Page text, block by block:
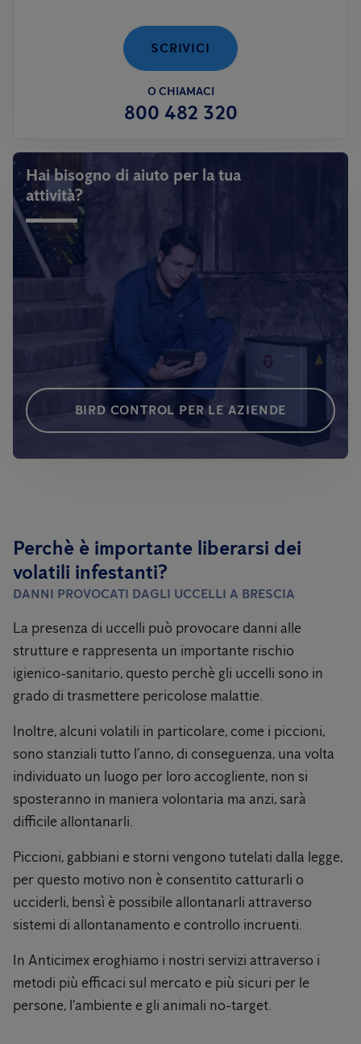
SCRIVICI
O CHIAMACI
800 482 320
Hai bisogno di aiuto per la tua
attività?
BIRD CONTROL PER LE AZIENDE
Perchè è importante liberarsi dei
volatili infestanti?
DANNI PROVOCATI DAGLI UCCELLI A BRESCIA
La presenza di uccelli può provocare danni alle
strutture e rappresenta un importante rischio
igienico-sanitario, questo perchè gli uccelli sono in
grado di trasmettere pericolose malattie.
Inoltre, alcuni volatili in particolare, come i piccioni,
sono stanziali tutto l’anno, di conseguenza, una volta
individuato un luogo per loro accogliente, non si
sposteranno in maniera volontaria ma anzi, sarà
difficile allontanarli.
Piccioni, gabbiani e storni vengono tutelati dalla legge,
per questo motivo non è consentito catturarli o
ucciderli, bensì è possibile allontanarli attraverso
sistemi di allontanamento e controllo incruenti.
In Anticimex eroghiamo i nostri servizi attraverso i
metodi più efficaci sul mercato e più sicuri per le
persone, l'ambiente e gli animali no-target.